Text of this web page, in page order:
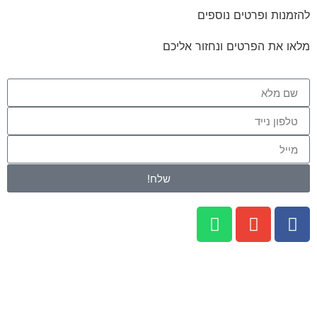
להזמנות ופרטים נוספים
מלאו את הפרטים ונחזור אליכם
שלח!